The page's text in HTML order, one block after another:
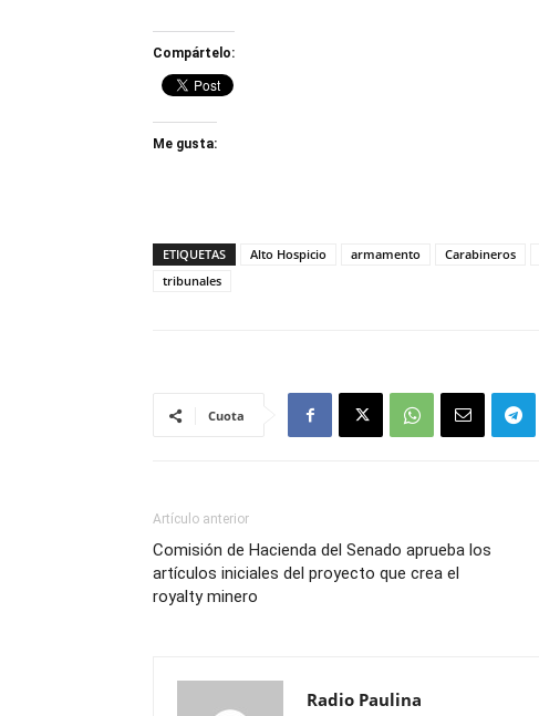
Compártelo:
Me gusta:
ETIQUETAS Alto Hospicio armamento Carabineros
tribunales
Cuota
Artículo anterior
Comisión de Hacienda del Senado aprueba los
artículos iniciales del proyecto que crea el
royalty minero
Radio Paulina